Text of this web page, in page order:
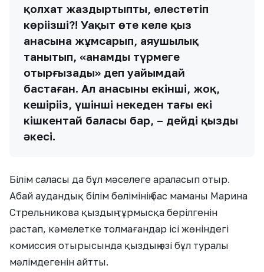
қолхат жаздыртыпты, елестетіп
көріңізші?! Уақыт өте келе қыз
анасына жұмсарып, аяушылық
танытып, «анамды түрмеге
отырғызады» деп уайымдай
бастаған. Ал анасының екінші, жоқ,
кешіріңіз, үшінші некеден тағы екі
кішкентай баласы бар, – дейді қыздың
әкесі.
Білім саласы да бұл мәселеге араласып отыр.
Абай аудандық білім бөлімінің бас маманы Марина
Стрельникова қыздың тұрмысқа берілгенін
растап, кәмелетке толмағандар ісі жөніндегі
комиссия отырысында қыздың өзі бұл туралы
мәлімдегенін айтты.